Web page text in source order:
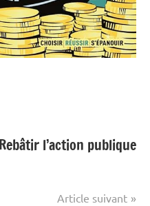
l’action publique
Article suivant